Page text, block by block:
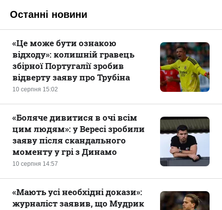
Останні новини
10 серпня 15:02
«Це може бути ознакою
відходу»: колишній гравець
збірної Португалії зробив
відверту заяву про Трубіна
10 серпня 14:57
«Боляче дивитися в очі всім
цим людям»: у Вересі зробили
заяву після скандального
моменту у грі з Динамо
«Мають усі необхідні докази»:
журналіст заявив, що Мудрик